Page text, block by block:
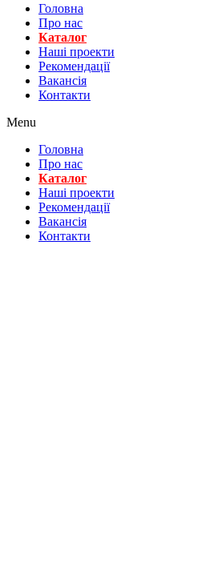
Головна
Про нас
Каталог
Нашi проекти
Рекомендації
Вакансiя
Контакти
Menu
Головна
Про нас
Каталог
Нашi проекти
Рекомендації
Вакансiя
Контакти